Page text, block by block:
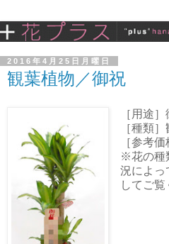
2016年4月25日月曜日
観葉植物／御祝
［用途
［種類
［参考
※花の種
況によっ
してご覧